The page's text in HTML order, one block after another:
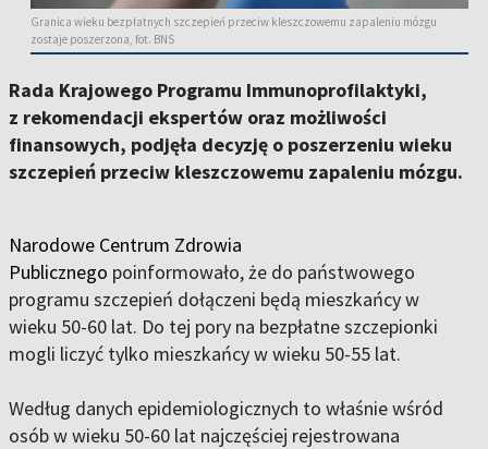
Granica wieku bezpłatnych szczepień przeciw kleszczowemu zapaleniu mózgu
zostaje poszerzona, fot. BNS
Rada Krajowego Programu Immunoprofilaktyki,
z rekomendacji ekspertów oraz możliwości
finansowych, podjęła decyzję o poszerzeniu wieku
szczepień przeciw kleszczowemu zapaleniu mózgu.
Narodowe Centrum Zdrowia
Publicznego poinformowało, że do państwowego
programu szczepień dołączeni będą mieszkańcy w
wieku 50-60 lat. Do tej pory na bezpłatne szczepionki
mogli liczyć tylko mieszkańcy w wieku 50-55 lat.
Według danych epidemiologicznych to właśnie wśród
osób w wieku 50-60 lat najczęściej rejestrowana